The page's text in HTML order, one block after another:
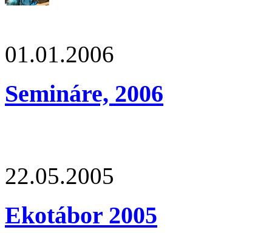
01.01.2006
Semináre, 2006
22.05.2005
Ekotábor 2005